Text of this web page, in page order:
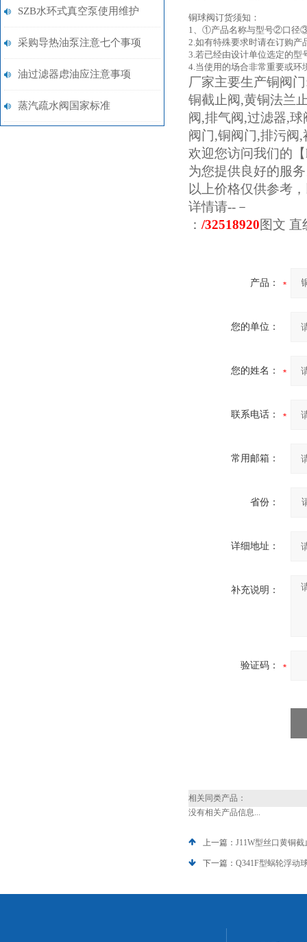
SZB水环式真空泵使用维护
采购导热油泵注意七个事项
油过滤器虑油应注意事项
蒸汽疏水阀国家标准
铜球阀订货须知：
1、①产品名称与型号②口径
2.如有特殊要求时请在订购产
3.若已经由设计单位选定的型
4.当使用的场合非常重要或环
厂家主要生产铜阀门
铜截止阀,黄铜法兰
阀,排气阀,过滤器,球
阀门,铜阀门,排污阀,
欢迎您访问我们的【
为您提供良好的服
以上价格仅供参考
详情请--－
： /32518920图文 直
产品：
您的单位：
您的姓名：
联系电话：
常用邮箱：
省份：
详细地址：
补充说明：
验证码：
相关同类产品：
没有相关产品信息...
上一篇： J11W型丝口黄铜截
下一篇： Q341F型蜗轮浮动